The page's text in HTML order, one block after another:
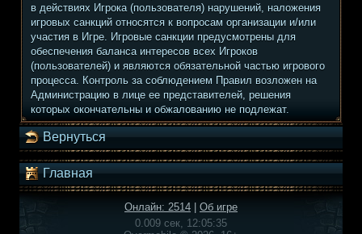
в действиях Игрока (пользователя) нарушений, наложения
игровых санкций относятся к вопросам организации и/или
участия в Игре. Игровые санкции предусмотрены для
обеспечения баланса интересов всех Игроков
(пользователей) и являются обязательной частью игрового
процесса. Контроль за соблюдением Правил возложен на
Администрацию в лице ее представителей, решения
которых окончательны и обжалованию не подлежат.
Вернуться
Главная
Онлайн: 2514
Об игре
0.009 сек, 12:05:35